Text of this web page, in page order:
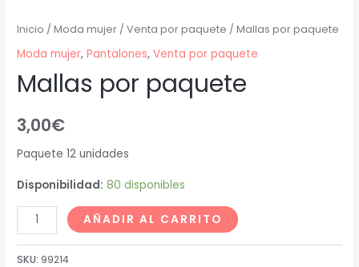
Inicio /Moda mujer /Venta por paquete / Mallas por paquete
Moda mujer,Pantalones,Venta por paquete
Mallas por paquete
3,00€
Paquete 12 unidades
Disponibilidad: 80 disponibles
AÑADIR AL CARRITO
SKU: 99214